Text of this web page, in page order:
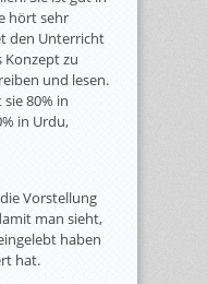
hört sehr
den Unterricht
Konzept zu
und lesen.
80% in
in Urdu,
Vorstellung
man sieht,
haben
hat.